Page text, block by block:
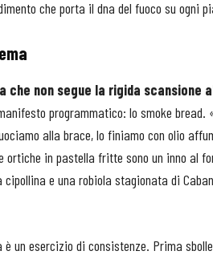
che porta il dna del fuoco su ogni
che non segue la rigida scansione
programmatico: lo smoke
alla brace, lo finiamo con olio
ortiche in pastella fritte sono un inno al
cipollina e una robiola stagionata di
è un esercizio di consistenze. Prima